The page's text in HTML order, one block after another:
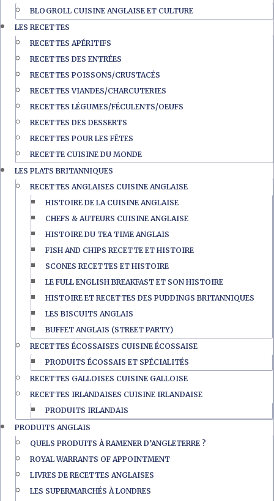
BLOGROLL CUISINE ANGLAISE ET CULTURE
LES RECETTES
RECETTES APÉRITIFS
RECETTES DES ENTRÉES
RECETTES POISSONS/CRUSTACÉS
RECETTES VIANDES/CHARCUTERIES
RECETTES LÉGUMES/FÉCULENTS/OEUFS
RECETTES DES DESSERTS
RECETTES POUR LES FÊTES
RECETTE CUISINE DU MONDE
LES PLATS BRITANNIQUES
RECETTES ANGLAISES CUISINE ANGLAISE
HISTOIRE DE LA CUISINE ANGLAISE
CHEFS & AUTEURS CUISINE ANGLAISE
HISTOIRE DU TEA TIME ANGLAIS
FISH AND CHIPS RECETTE ET HISTOIRE
SCONES RECETTES ET HISTOIRE
LE FULL ENGLISH BREAKFAST ET SON HISTOIRE
HISTOIRE ET RECETTES DES PUDDINGS BRITANNIQUES
LES BISCUITS ANGLAIS
BUFFET ANGLAIS (STREET PARTY)
RECETTES ÉCOSSAISES CUISINE ÉCOSSAISE
PRODUITS ÉCOSSAIS ET SPÉCIALITÉS
RECETTES GALLOISES CUISINE GALLOISE
RECETTES IRLANDAISES CUISINE IRLANDAISE
PRODUITS IRLANDAIS
PRODUITS ANGLAIS
QUELS PRODUITS À RAMENER D’ANGLETERRE ?
ROYAL WARRANTS OF APPOINTMENT
LIVRES DE RECETTES ANGLAISES
LES SUPERMARCHÉS À LONDRES